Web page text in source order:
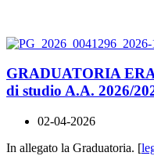
GRADUATORIA
di studio A.A. 2026/
02-04-2026
In allegato la Graduatoria. [